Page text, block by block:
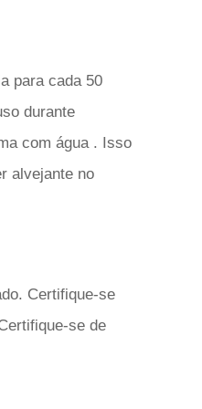
para cada 50
durante
com água . Isso
alvejante no
Certifique-se
se de